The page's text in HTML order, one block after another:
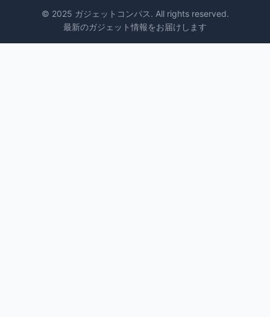
© 2025 ガジェットコンパス. All rights reserved.
最新のガジェット情報をお届けします